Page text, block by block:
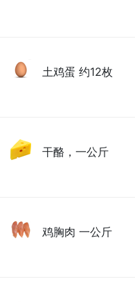
土鸡蛋 约12枚
干酪，一公斤
鸡胸肉 一公斤